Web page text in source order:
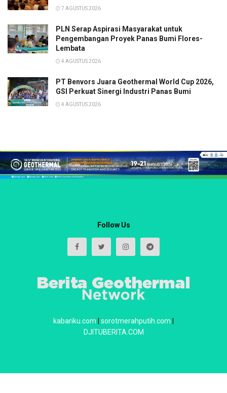
7 AGUSTUS 2026
PLN Serap Aspirasi Masyarakat untuk
Pengembangan Proyek Panas Bumi Flores-
Lembata
4 AGUSTUS 2026
PT Benvors Juara Geothermal World Cup 2026,
GSI Perkuat Sinergi Industri Panas Bumi
4 AGUSTUS 2026
Follow Us
kabariku.com sorotmerahputih.com
DJITUBERITA.COM